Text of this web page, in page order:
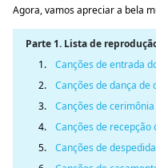
Agora, vamos apreciar a bela
Parte 1. Lista de
1.
Canções de entrada
2.
Canções de dança de
3.
Canções de
4.
Canções de
5.
Canções de